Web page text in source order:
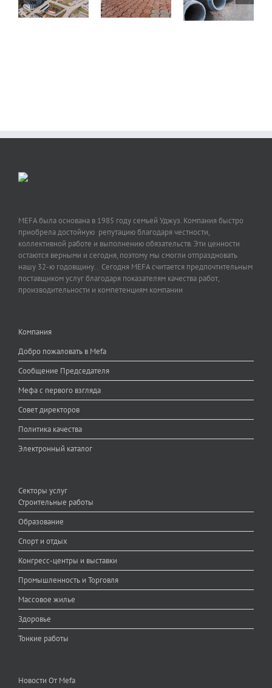
Campus
Infrastructures
Campus
Infrastructures
Campus
Infrastructures
MEFA была основана в 1985 году семьей Уджуз. Компания быстро
приобрела достойную репутацию благодаря честности,
коллективной работе и выполнению обязательств. Эти ценности
остаются верными и сегодня, поэтому мы смогли отпраздновать
нашу 32-ю годовщину.. Сегодня MEFA считается предпочтительным
поставщиком услуг благодаря показателям качества работ,
производительности и компетенциям компании
Компания
Добро пожаловать в Mefa
Сообщение Председателя
Мефа с первого взгляда
Совет директоров
Политика качества
Электронный каталог
Секторы услуг
Строительные работы
Образование
Спорт и отдых
Конгресс-центры и выставки
Промышленность и Торговля
Массовое жилье
Здоровье
Тонкие работы
Новости От Mefa